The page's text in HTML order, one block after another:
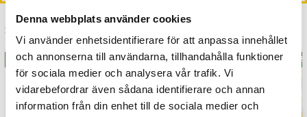
Denna webbplats använder cookies
Vi använder enhetsidentifierare för att anpassa innehållet
och annonserna till användarna, tillhandahålla funktioner
för sociala medier och analysera vår trafik. Vi
vidarebefordrar även sådana identifierare och annan
information från din enhet till de sociala medier och
Senast besökta
BÄSTSÄLJARE